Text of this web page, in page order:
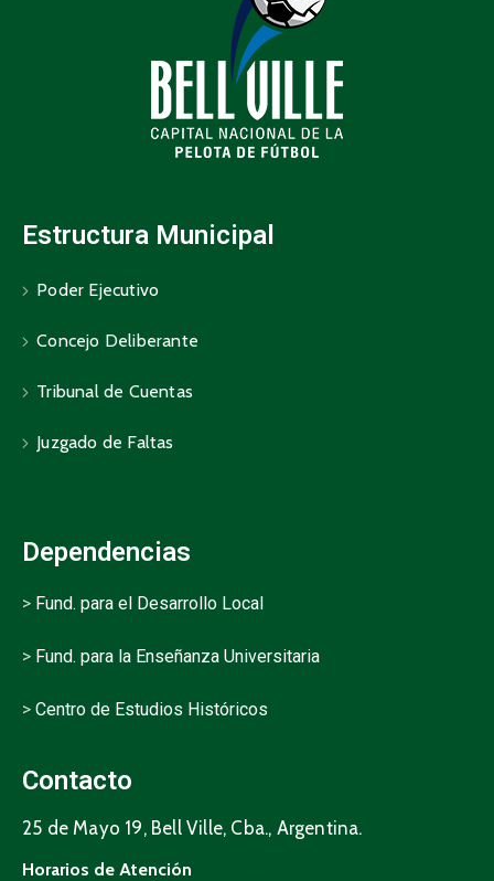
Estructura Municipal
Poder Ejecutivo
Concejo Deliberante
Tribunal de Cuentas
Juzgado de Faltas
Dependencias
> Fund. para el Desarrollo Local
> Fund. para la Enseñanza Universitaria
> Centro de Estudios Históricos
Contacto
25 de Mayo 19, Bell Ville, Cba., Argentina.
Horarios de Atención